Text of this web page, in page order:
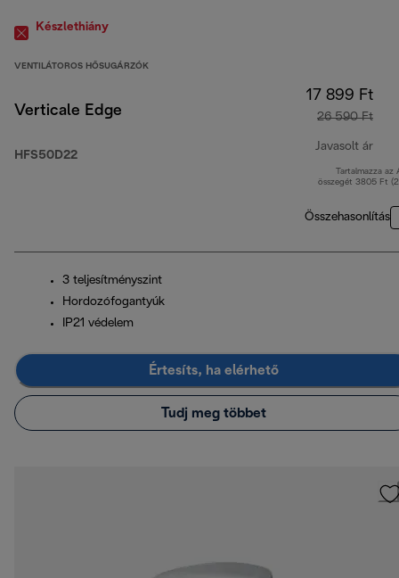
Készlethiány
VENTILÁTOROS HŐSUGÁRZÓK
Verticale Edge
HFS50D22
17 899 Ft
26 590 Ft
Javasolt ár
Tartalmazza az
összegét 3805 Ft
Összehasonlítás
3 teljesítményszint
Hordozófogantyúk
IP21 védelem
Értesíts, ha elérhető
Tudj meg többet